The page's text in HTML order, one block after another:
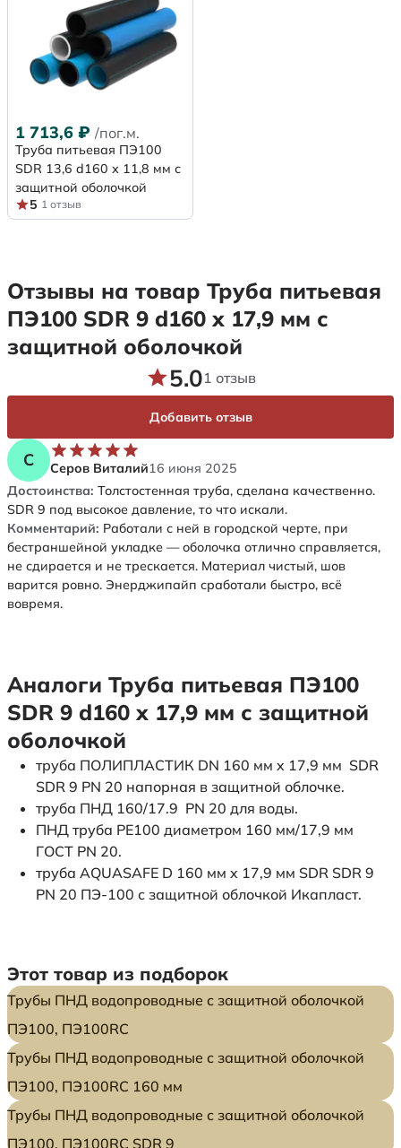
1 713,6 ₽ /пог.м.
Труба питьевая ПЭ100
SDR 13,6 d160 х 11,8 мм с
защитной оболочкой
5 1 отзыв
Отзывы на товар Труба питьевая
ПЭ100 SDR 9 d160 х 17,9 мм с
защитной оболочкой
С Серов Виталий16 июня 2025
Достоинства: Толстостенная труба, сделана качественно.
SDR 9 под высокое давление, то что искали.
Комментарий: Работали с ней в городской черте, при
бестраншейной укладке — оболочка отлично справляется,
не сдирается и не трескается. Материал чистый, шов
варится ровно. Энерджипайп сработали быстро, всё
вовремя.
5.01 отзыв
Добавить отзыв
Аналоги Труба питьевая ПЭ100
SDR 9 d160 х 17,9 мм с защитной
оболочкой
труба ПОЛИПЛАСТИК DN 160 мм x 17,9 мм SDR
SDR 9 PN 20 напорная в защитной облочке.
труба ПНД 160/17.9 PN 20 для воды.
ПНД труба PE100 диаметром 160 мм/17,9 мм
ГОСТ PN 20.
труба AQUASAFE D 160 мм x 17,9 мм SDR SDR 9
PN 20 ПЭ-100 с защитной облочкой Икапласт.
Этот товар из подборок
Трубы ПНД водопроводные с защитной оболочкой
ПЭ100, ПЭ100RC
Трубы ПНД водопроводные с защитной оболочкой
ПЭ100, ПЭ100RC 160 мм
Трубы ПНД водопроводные с защитной оболочкой
ПЭ100, ПЭ100RC SDR 9